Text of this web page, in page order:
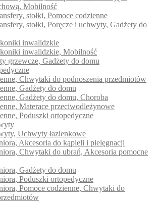
Mobilność
stołki, Pomoce codzienne
stołki, Poręcze i uchwyty, Gadżety do
inwalidzkie
inwalidzkie, Mobilność
grzewcze, Gadżety do domu
Chwytaki do podnoszenia przedmiotów
Gadżety do domu
Gadżety do domu, Choroba
Materace przeciwodleżynowe
Poduszki ortopedyczne
Uchwyty łazienkowe
Akcesoria do kąpieli i pielęgnacji
Chwytaki do ubrań, Akcesoria pomocne
Gadżety do domu
Poduszki ortopedyczne
Pomoce codzienne, Chwytaki do